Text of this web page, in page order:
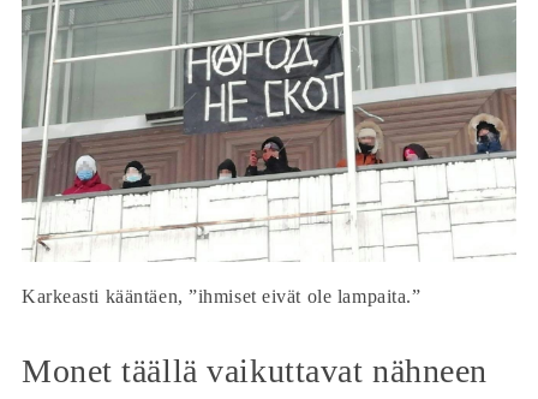
Karkeasti kääntäen, ”ihmiset eivät ole lampaita.”
Monet täällä vaikuttavat nähneen